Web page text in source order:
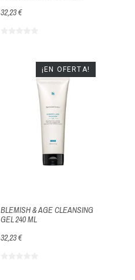
32,23 €
BLEMISH & AGE CLEANSING
GEL 240 ML
32,23 €
¡EN OFERTA!